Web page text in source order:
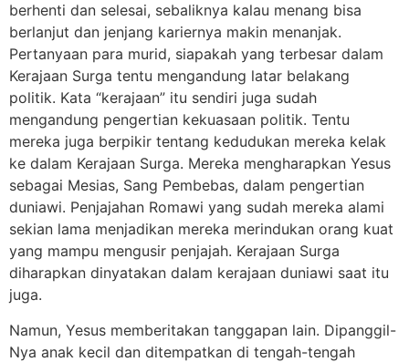
berhenti dan selesai, sebaliknya kalau menang bisa
berlanjut dan jenjang kariernya makin menanjak.
Pertanyaan para murid, siapakah yang terbesar dalam
Kerajaan Surga tentu mengandung latar belakang
politik. Kata “kerajaan” itu sendiri juga sudah
mengandung pengertian kekuasaan politik. Tentu
mereka juga berpikir tentang kedudukan mereka kelak
ke dalam Kerajaan Surga. Mereka mengharapkan Yesus
sebagai Mesias, Sang Pembebas, dalam pengertian
duniawi. Penjajahan Romawi yang sudah mereka alami
sekian lama menjadikan mereka merindukan orang kuat
yang mampu mengusir penjajah. Kerajaan Surga
diharapkan dinyatakan dalam kerajaan duniawi saat itu
juga.
Namun, Yesus memberitakan tanggapan lain. Dipanggil-
Nya anak kecil dan ditempatkan di tengah-tengah